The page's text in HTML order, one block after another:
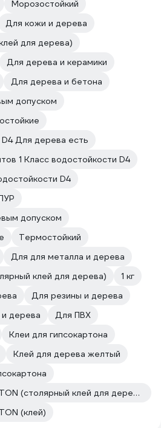
Морозостойкий
Для кожи и дерева
для дерева)
Для дерева и керамики
Для дерева и бетона
допуском
Для дерева есть
1 Класс водостойкости D4
D4
допуском
Термостойкий
Для для металла и дерева
клей для дерева)
1 кг
Для резины и дерева
дерева
Для ПВХ
Клеи для гипсокартона
Клей для дерева желтый
Полиуретановый SILATON (столярный клей для дерева)
(клей)